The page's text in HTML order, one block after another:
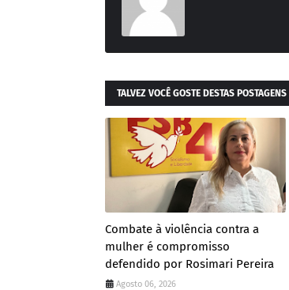
TALVEZ VOCÊ GOSTE DESTAS POSTAGENS
Combate à violência contra a
mulher é compromisso
defendido por Rosimari Pereira
Agosto 06, 2026